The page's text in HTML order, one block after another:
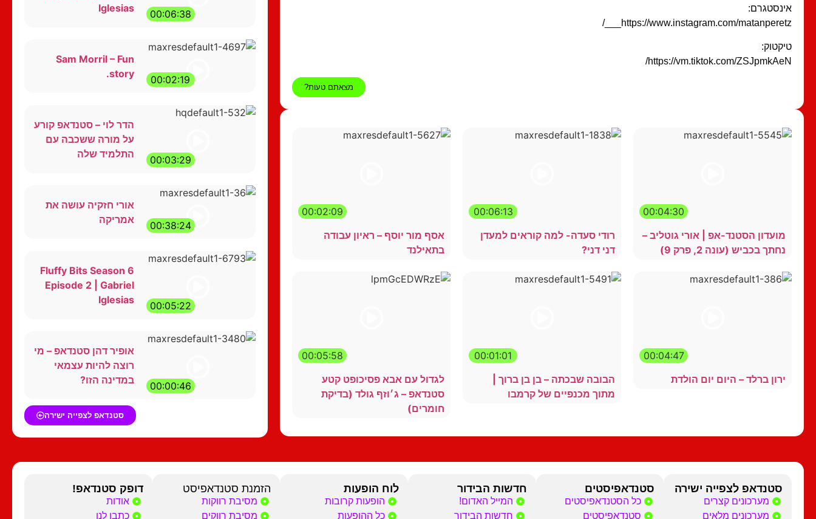
אינסטגרם:
https://www.instagram.com/matanperetz___/
טיקטוק:
https://vm.tiktok.com/ZSJpmkAeN/
מצאתם טעות?
00:04:30
מועדון הסטנד-אפ | אורי גוטליב –
נחתך בכביש (עונה 2, פרק 9)
00:06:13
רודי סעדה- למה קוראים למעדן
דני דני?
00:02:09
אסף מור יוסף – ראיון עבודה
בתאילנד
00:04:47
ירון ברלד – היום יום הולדת
00:01:01
הבובה שבכתה – בן בן ברוך |
מתוך מכנפיים של קרמבו
00:05:58
לגדול עם אבא פסיכופט קטע
סטנדאפ – ג׳וזף גולד (בדיקת
חומרים)
00:06:38
Iglesias
00:02:19
Sam Morril – Fun
story.
00:03:29
הדר לוי – סטנדאפ קורע
על מורה ששכבה עם
התלמיד שלה
00:38:24
אורי חזקיה עושה את
אמריקה
00:05:22
Fluffy Bits Season 6
Episode 2 | Gabriel
Iglesias
00:00:46
אופיר דהן סטנדאפ – מי
רוצה להיות עצמאי
במדינה הזו?
סטנדאפ לצפייה ישירה
סטנדאפ לצפייה ישירה
מערכונים קצרים
מערכונים מלאים
סטנדאפיסטים
כל הסטנדאפיסטים
סטנדאפיסטים
חדשות הבידור
המייל האדום!
חדשות הבידור
לוח הופעות
הופעות קרובות
כל ההופעות
הזמנת סטנדאפיסט
מסיבת רווקות
מסיבת רווקים
דופק סטנדאפ!
אודות
כתבו לנו